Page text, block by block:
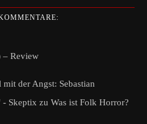
– Review
der Angst: Sebastian
- Skeptix zu Was ist Folk Horror?